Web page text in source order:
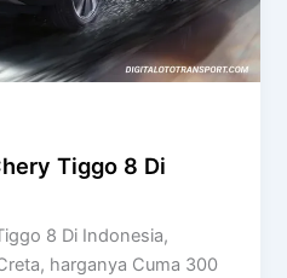
Tiggo 8 Di
8 Di Indonesia,
harganya Cuma 300